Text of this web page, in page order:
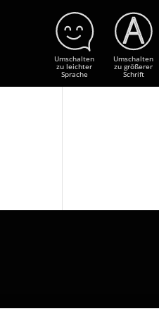
Umschalten
zu leichter
Sprache
Umschalten
zu größerer
Schrift